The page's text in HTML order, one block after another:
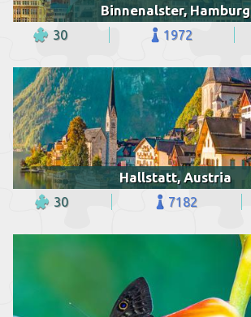
Binnenalster, Hamburg
30 1972
Hallstatt, Austria
30 7182